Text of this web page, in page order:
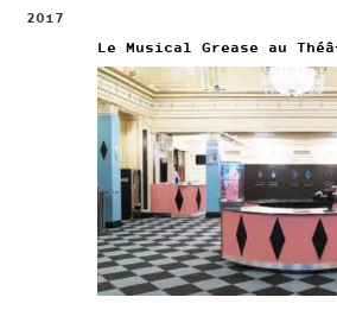
2017
Le Musical Grease au